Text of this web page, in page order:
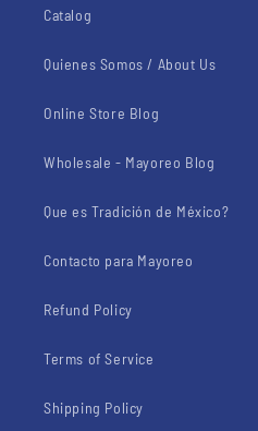
Catalog
Quienes Somos / About Us
Online Store Blog
Wholesale - Mayoreo Blog
Que es Tradición de México?
Contacto para Mayoreo
Refund Policy
Terms of Service
Shipping Policy